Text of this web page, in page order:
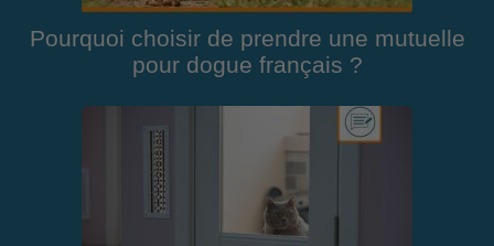
Pourquoi choisir de prendre une mutuelle
pour dogue français ?